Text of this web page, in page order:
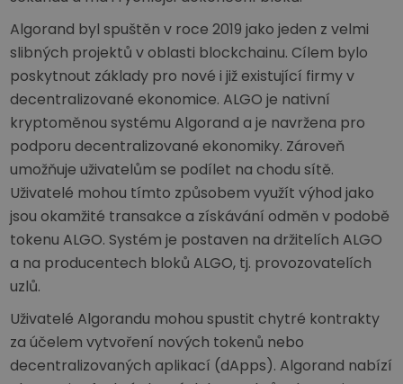
Algorand byl spuštěn v roce 2019 jako jeden z velmi
slibných projektů v oblasti blockchainu. Cílem bylo
poskytnout základy pro nové i již existující firmy v
decentralizované ekonomice. ALGO je nativní
kryptoměnou systému Algorand a je navržena pro
podporu decentralizované ekonomiky. Zároveň
umožňuje uživatelům se podílet na chodu sítě.
Uživatelé mohou tímto způsobem využít výhod jako
jsou okamžité transakce a získávání odměn v podobě
tokenu ALGO. Systém je postaven na držitelích ALGO
a na producentech bloků ALGO, tj. provozovatelích
uzlů.
Uživatelé Algorandu mohou spustit chytré kontrakty
za účelem vytvoření nových tokenů nebo
decentralizovaných aplikací (dApps). Algorand nabízí